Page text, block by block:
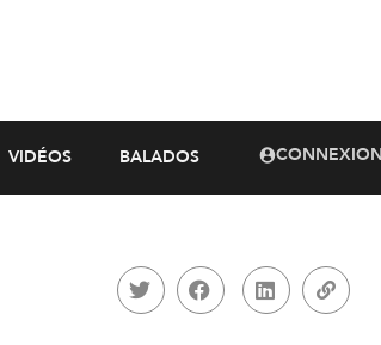
VIDÉOS BALADOS CONNEXION